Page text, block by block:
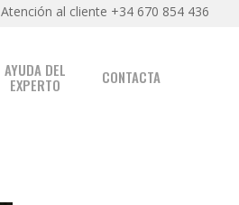
Atención al cliente +34 670 854 436
AYUDA DEL
EXPERTO CONTACTA